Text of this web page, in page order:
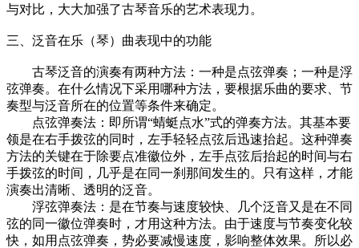
与对比，大大加强了古琴音乐的艺术表现力。
三、泛音在乐（琴）曲表现中的功能
古琴泛音的演奏有两种方法：一种是点弦弹奏；一种是浮
弦弹奏。在什么情况下采用哪种方法，要根据乐曲的要求、节
奏型与泛音所在的位置等条件来确定。
点弦弹奏法：即所谓“蜻蜓点水”式的弹奏方法。其基本要
领是在右手拨弦的同时，左手轻轻点弦后迅速抬起。这种弹奏
方法的关键在于除要点准徽位外，左手点弦后抬起的时间与右
手拨弦的时间，几乎是在同一刹那间发生的。只有这样，才能
演奏出清晰、透明的泛音。
浮弦弹奏法：是在节奏与速度较快、几个泛音又是在不同
弦的同一徽位弹奏时，才用这种方法。由于速度与节奏变化较
快，如用点弦弹奏，势必要减慢速度，影响整体效果。所以必